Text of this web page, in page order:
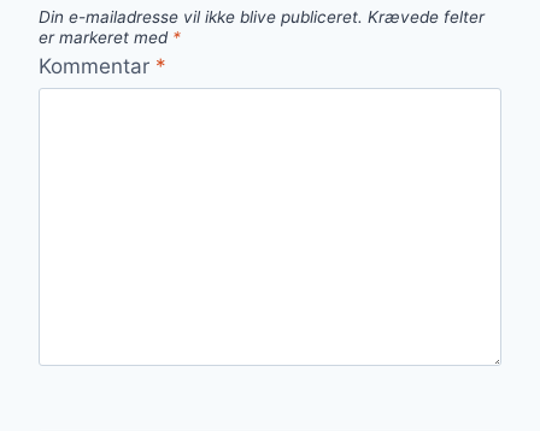
Din e-mailadresse vil ikke blive publiceret. Krævede felter
er markeret med *
Kommentar *